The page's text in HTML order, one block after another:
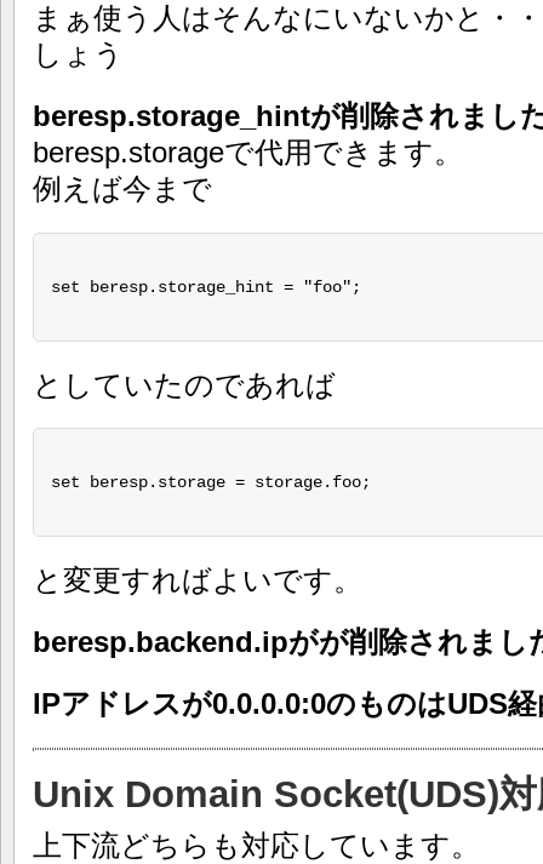
まぁ使う人はそんなにいないかと・
しょう
beresp.storage_hintが削除されまし
beresp.storageで代用できます。
例えば今まで
set beresp.storage_hint = "foo";
としていたのであれば
set beresp.storage = storage.foo;
と変更すればよいです。
beresp.backend.ipがが削除されまし
IPアドレスが0.0.0.0:0のものはUDS
Unix Domain Socket(UDS)
上下流どちらも対応しています。